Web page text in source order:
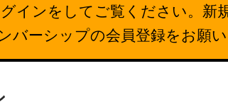
インをしてご覧ください。新
バーシップの会員登録をお願い